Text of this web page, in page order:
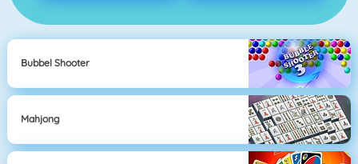
Bubbel Shooter
Mahjong